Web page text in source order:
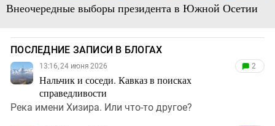
Внеочередные выборы президента в Южной Осетии
ПОСЛЕДНИЕ ЗАПИСИ В БЛОГАХ
13:16, 24 июня 2026
Нальчик и соседи. Кавказ в поисках
справедливости
2
Река имени Хизира. Или что-то другое?